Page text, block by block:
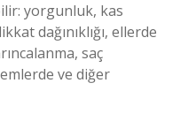
yorgunluk, kas
dağınıklığı, ellerde
saç
ve diğer